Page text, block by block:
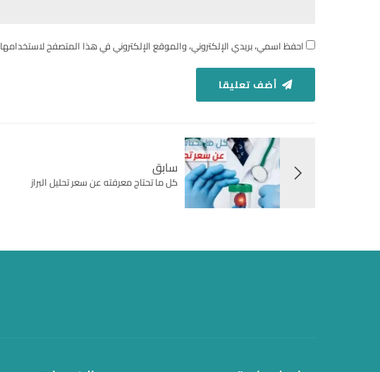
احفظ اسمي، بريدي الإلكتروني، والموقع الإلكتروني في هذا المتصفح
أضف تعليقا
سابق
كل ما تحتاج معرفته عن سعر تحليل البراز